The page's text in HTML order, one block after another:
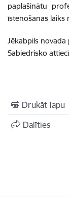
paplašinātu
īstenošanas
Jēkabpils novada
Sabiedrisko
Drukāt lapu
Dalīties